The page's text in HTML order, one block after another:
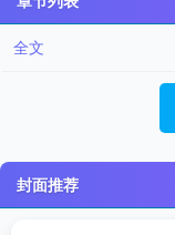
全文
封面推荐